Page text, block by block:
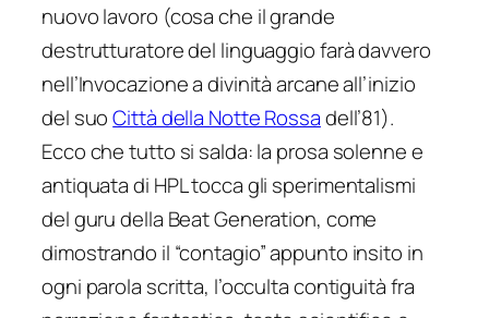
nuovo lavoro (cosa che il grande
destrutturatore del linguaggio farà davvero
nell’Invocazione a divinità arcane all’inizio
del suoCittà della Notte Rossadell’81).
Ecco che tutto si salda: la prosa solenne e
antiquata di HPL tocca gli sperimentalismi
del guru della Beat Generation, come
dimostrando il “contagio” appunto insito in
ogni parola scritta, l’occulta contiguità fra